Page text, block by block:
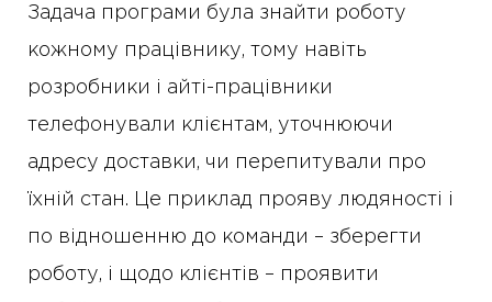
Задача програми була знайти роботу
кожному працівнику, тому навіть
розробники і айті-працівники
телефонували клієнтам, уточнюючи
адресу доставки, чи перепитували про
їхній стан. Це приклад прояву людяності і
по відношенню до команди – зберегти
роботу, і щодо клієнтів – проявити